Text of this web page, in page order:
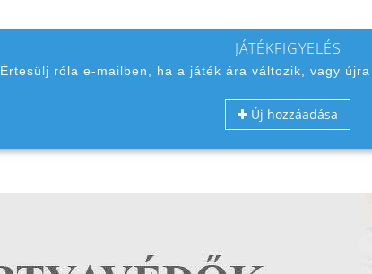
JÁTÉKFIGYELÉS
Értesülj róla e-mailben, ha a játék ára változik, vagy
Új hozzáadása